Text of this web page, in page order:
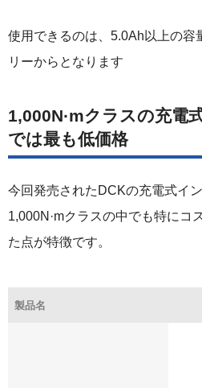
使用できるのは、5.0Ah以上の容
リーからとなります
1,000N·mクラスの充電
では最も低価格
今回発売されたDCKの充電式イ
1,000N·mクラスの中でも特にコ
た点が特徴です。
製品名